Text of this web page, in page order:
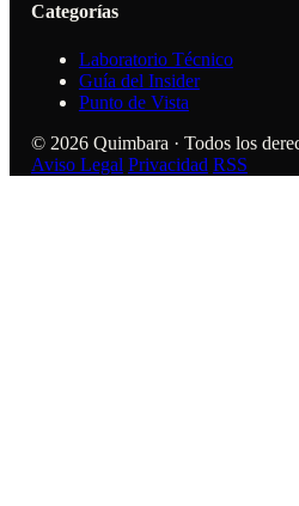
Categorías
Laboratorio Técnico
Guía del Insider
Punto de Vista
© 2026 Quimbara · Todos los
Aviso Legal Privacidad RSS